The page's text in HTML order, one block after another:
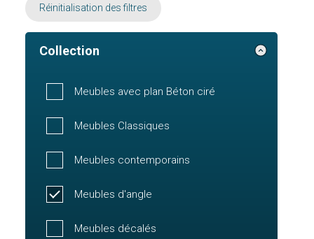
Réinitialisation des filtres
Collection
Meubles avec plan Béton ciré
Meubles Classiques
Meubles contemporains
Meubles d'angle
Meubles décalés